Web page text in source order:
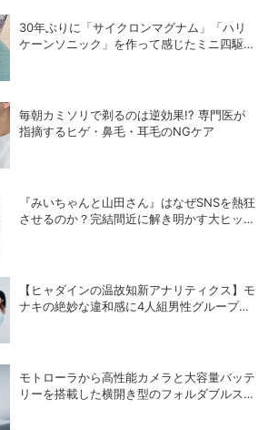
30年ぶりに「サイクロンマグナム」「ハリ
ケーンソニック」を作って感じたミニ四駆の
毎朝カミソリで剃るのは逆効果!? 専門医が
指摘するヒゲ・鼻毛・耳毛のNGケア
『みいちゃんと山田さん』はなぜSNSを熱狂
させるのか？完結間近に解き明かす大ヒット
【ヒャダインの温故知新アナリティクス】モ
ナキの絶妙な違和感に4人組男性グループの
モトローラから高性能カメラと大容量バッテ
リーを搭載した横開き型のフォルダブルスマ